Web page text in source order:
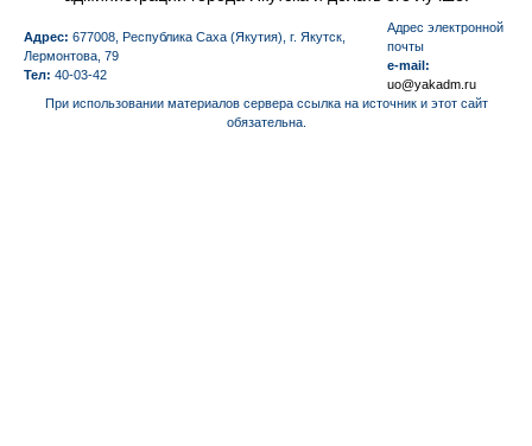
Адрес: 677008, Республика Саха (Якутия), г. Якутск,
Лермонтова, 79
Тел: 40-03-42
Aдрес электронной
почты
e-mail:
uo@yakadm.ru
При использовании материалов сервера ссылка на источник и этот сайт
обязательна.